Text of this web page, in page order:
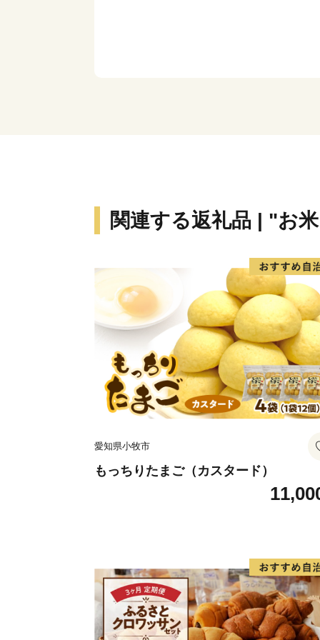
関連する返礼品 | "お
愛知県小牧市
もっちりたまご（カスタード）